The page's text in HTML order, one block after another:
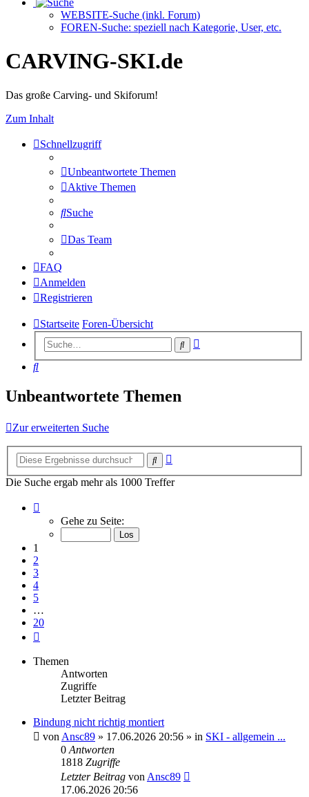
WEBSITE-Suche (inkl. Forum)
FOREN-Suche: speziell nach Kategorie, User, etc.
CARVING-SKI.de
Das große Carving- und Skiforum!
Zum Inhalt
Schnellzugriff
Unbeantwortete Themen
Aktive Themen
Suche
Das Team
FAQ
Anmelden
Registrieren
Startseite Foren-Übersicht
Suche
Suche
Unbeantwortete Themen
Zur erweiterten Suche
Suche
Die Suche ergab mehr als 1000 Treffer
von
Gehe zu Seite:
1
2
3
4
5
…
20
Themen
Antworten
Zugriffe
Letzter Beitrag
Bindung nicht richtig montiert
von Ansc89 » 17.06.2026 20:56 » in SKI - allgemein ...
0 Antworten
1818 Zugriffe
Letzter Beitrag von Ansc89
17.06.2026 20:56